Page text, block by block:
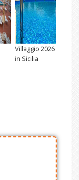
Villaggio 2026
in Sicilia